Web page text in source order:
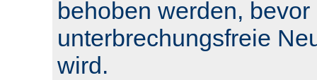
behoben werden, bevor
unterbrechungsfreie
wird.